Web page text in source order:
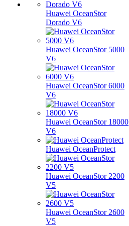
Huawei OceanStor
Dorado V6
Huawei OceanStor 5000
V6
Huawei OceanStor 6000
V6
Huawei OceanStor 18000
V6
Huawei OceanProtect
Huawei OceanStor 2200
V5
Huawei OceanStor 2600
V5